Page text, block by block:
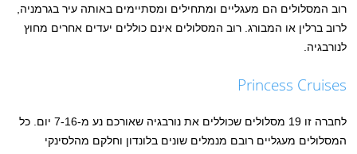
רוב המסלולים הם מעגליים ומתחילים ומסתיימים באותה עיר בגרמניה,
לרוב ברלין או המבורג. רוב המסלולים אינם כוללים יעדים אחרים מחוץ
לנורבגיה.
Princess Cruises
לחברה זו 19 מסלולים שכוללים את נורבגיה שאורכם נע מ-7-16 יום. כל
המסלולים מעגליים רובם מנמלים שונים בלונדון וחלקם מהלסינקי